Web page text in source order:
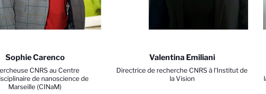
Sophie Carenco
CNRS au Centre
de nanoscience de
Marseille (CINaM)
Valentina Emiliani
Directrice de recherche CNRS à l'Institut de
la Vision